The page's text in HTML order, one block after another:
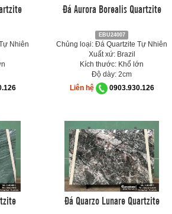
Nhiên
Đá Aurora Borealis Quartzite
EBU24007
Chủng loại: Đá Quartzite Tự Nhiên
Xuất xứ: Brazil
Kích thước: Khổ lớn
Độ dày: 2cm
Liên hệ
0903.930.126
Đá Quarzo Lunare Quartzite